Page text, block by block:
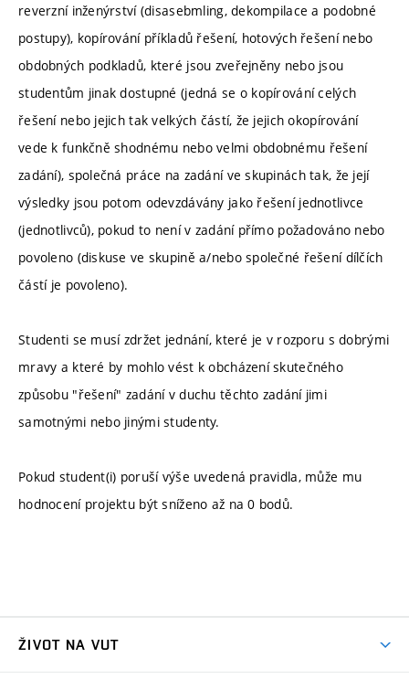
reverzní inženýrství (disasebmling, dekompilace a podobné
postupy), kopírování příkladů řešení, hotových řešení nebo
obdobných podkladů, které jsou zveřejněny nebo jsou
studentům jinak dostupné (jedná se o kopírování celých
řešení nebo jejich tak velkých částí, že jejich okopírování
vede k funkčně shodnému nebo velmi obdobnému řešení
zadání), společná práce na zadání ve skupinách tak, že její
výsledky jsou potom odevzdávány jako řešení jednotlivce
(jednotlivců), pokud to není v zadání přímo požadováno nebo
povoleno (diskuse ve skupině a/nebo společné řešení dílčích
částí je povoleno).
Studenti se musí zdržet jednání, které je v rozporu s dobrými
mravy a které by mohlo vést k obcházení skutečného
způsobu "řešení" zadání v duchu těchto zadání jimi
samotnými nebo jinými studenty.
Pokud student(i) poruší výše uvedená pravidla, může mu
hodnocení projektu být sníženo až na 0 bodů.
ŽIVOT NA VUT